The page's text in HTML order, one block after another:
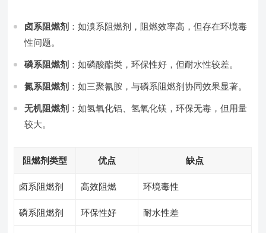
卤系阻燃剂 ：如溴系阻燃剂，阻燃效率高，但存在环境毒
性问题。
磷系阻燃剂 ：如磷酸酯类，环保性好，但耐水性较差。
氮系阻燃剂 ：如三聚氰胺，与磷系阻燃剂协同效果显著。
无机阻燃剂 ：如氢氧化铝、氢氧化镁，环保无毒，但用量
较大。
阻燃剂类型 优点 缺点
卤系阻燃剂 高效阻燃 环境毒性
磷系阻燃剂 环保性好 耐水性差